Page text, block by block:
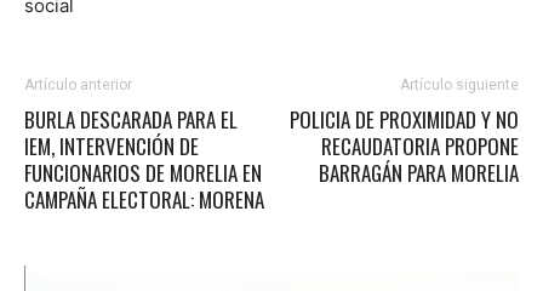
social
Artículo anterior
BURLA DESCARADA PARA EL
IEM, INTERVENCIÓN DE
FUNCIONARIOS DE MORELIA EN
CAMPAÑA ELECTORAL: MORENA
Artículo siguiente
POLICIA DE PROXIMIDAD Y NO
RECAUDATORIA PROPONE
BARRAGÁN PARA MORELIA